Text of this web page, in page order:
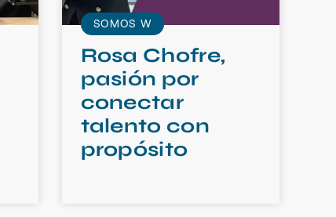
SOMOS W
Rosa Chofre,
pasión por
conectar
talento con
propósito